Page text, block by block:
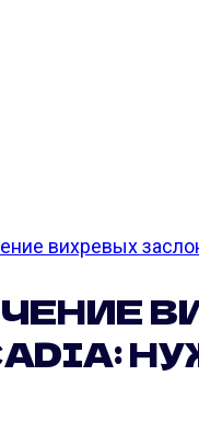
вихревых